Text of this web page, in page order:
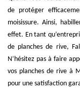
de protéger
moisissure. Ainsi,
effet. En tant
de planches de rive,
N’hésitez pas à faire
vos planches de rive à
pour une satisfaction